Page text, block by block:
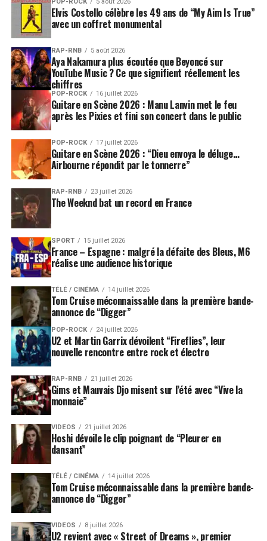
Elvis Costello célèbre les 49 ans de “My Aim Is True”
avec un coffret monumental
RAP-RNB 5 août 2026
Aya Nakamura plus écoutée que Beyoncé sur
YouTube Music ? Ce que signifient réellement les
chiffres
POP-ROCK 16 juillet 2026
Guitare en Scène 2026 : Manu Lanvin met le feu
après les Pixies et fini son concert dans le public
POP-ROCK 17 juillet 2026
Guitare en Scène 2026 : “Dieu envoya le déluge…
Airbourne répondit par le tonnerre”
RAP-RNB 23 juillet 2026
The Weeknd bat un record en France
SPORT 15 juillet 2026
France – Espagne : malgré la défaite des Bleus, M6
réalise une audience historique
TÉLÉ / CINÉMA 14 juillet 2026
Tom Cruise méconnaissable dans la première bande-
annonce de “Digger”
POP-ROCK 24 juillet 2026
U2 et Martin Garrix dévoilent “Fireflies”, leur
nouvelle rencontre entre rock et électro
RAP-RNB 21 juillet 2026
Gims et Mauvais Djo misent sur l’été avec “Vive la
monnaie”
VIDEOS 21 juillet 2026
Hoshi dévoile le clip poignant de “Pleurer en
dansant”
TÉLÉ / CINÉMA 14 juillet 2026
Tom Cruise méconnaissable dans la première bande-
annonce de “Digger”
VIDEOS 8 juillet 2026
U2 revient avec « Street of Dreams », premier